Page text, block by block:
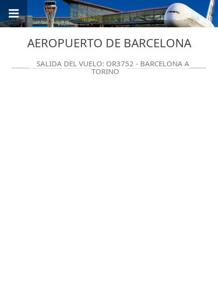
AEROPUERTO DE BARCELONA
SALIDA DEL VUELO: QR3752 - BARCELONA A
TORINO